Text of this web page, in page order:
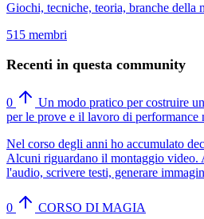
Giochi, tecniche, teoria, branche della
515 membri
Recenti in questa community
0
Un modo pratico per costruire
per le prove e il lavoro di performance
Nel corso degli anni ho accumulato
Alcuni riguardano il montaggio video.
l'audio, scrivere testi, generare
0 CORSO DI MAGIA